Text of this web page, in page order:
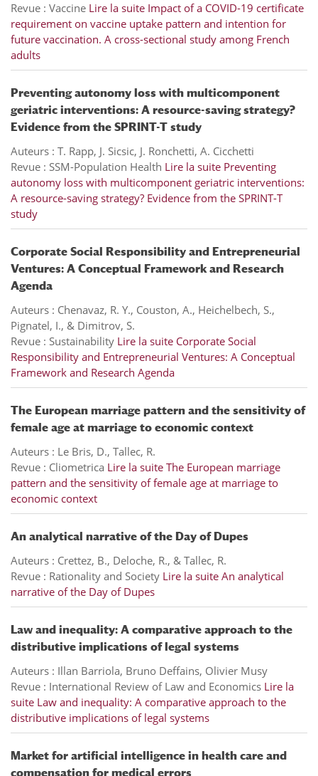
Revue : Vaccine Lire la suite Impact of a COVID-19 certificate
requirement on vaccine uptake pattern and intention for
future vaccination. A cross-sectional study among French
adults
Preventing autonomy loss with multicomponent
geriatric interventions: A resource-saving strategy?
Evidence from the SPRINT-T study
Auteurs : T. Rapp, J. Sicsic, J. Ronchetti, A. Cicchetti
Revue : SSM-Population Health Lire la suite Preventing
autonomy loss with multicomponent geriatric interventions:
A resource-saving strategy? Evidence from the SPRINT-T
study
Corporate Social Responsibility and Entrepreneurial
Ventures: A Conceptual Framework and Research
Agenda
Auteurs : Chenavaz, R. Y., Couston, A., Heichelbech, S.,
Pignatel, I., & Dimitrov, S.
Revue : Sustainability Lire la suite Corporate Social
Responsibility and Entrepreneurial Ventures: A Conceptual
Framework and Research Agenda
The European marriage pattern and the sensitivity of
female age at marriage to economic context
Auteurs : Le Bris, D., Tallec, R.
Revue : Cliometrica Lire la suite The European marriage
pattern and the sensitivity of female age at marriage to
economic context
An analytical narrative of the Day of Dupes
Auteurs : Crettez, B., Deloche, R., & Tallec, R.
Revue : Rationality and Society Lire la suite An analytical
narrative of the Day of Dupes
Law and inequality: A comparative approach to the
distributive implications of legal systems
Auteurs : Illan Barriola, Bruno Deffains, Olivier Musy
Revue : International Review of Law and Economics Lire la
suite Law and inequality: A comparative approach to the
distributive implications of legal systems
Market for artificial intelligence in health care and
compensation for medical errors